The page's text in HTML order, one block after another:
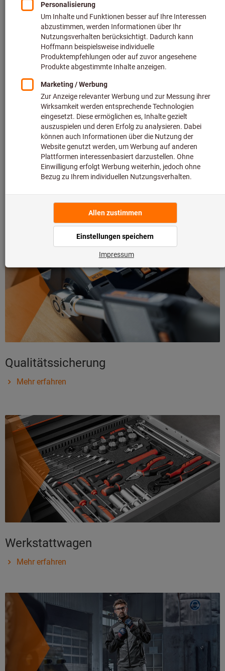
Lagerung
Mehr erfahren
Zerspanung
Mehr erfahren
Qualitätssicherung
Mehr erfahren
Werkstattwagen
Mehr erfahren